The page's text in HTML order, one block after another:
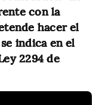
con la
hacer el
indica en el
2294 de